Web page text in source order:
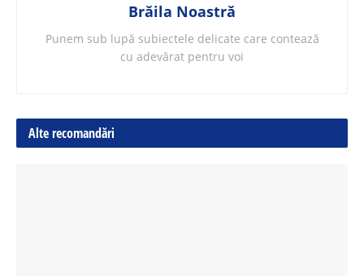
Brăila Noastră
Punem sub lupă subiectele delicate care contează
cu adevărat pentru voi
Alte recomandări